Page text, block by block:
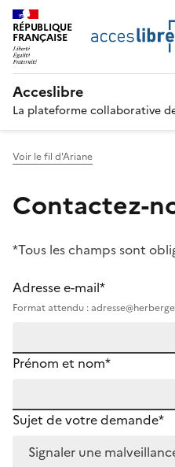
RÉPUBLIQUE
FRANÇAISE
Acceslibre
La plateforme collaborative
Voir le fil d'Ariane
Contactez-
*Tous les champs sont
Adresse e-mail*
Format attendu :
Prénom et nom*
Sujet de votre demande*